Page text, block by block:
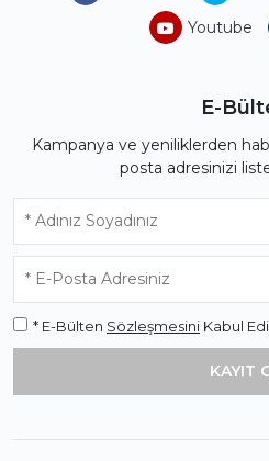
Youtube
E-
Kampanya ve yeniliklerden
posta adresinizi
* E-Bülten Sözleşmesini Kabul